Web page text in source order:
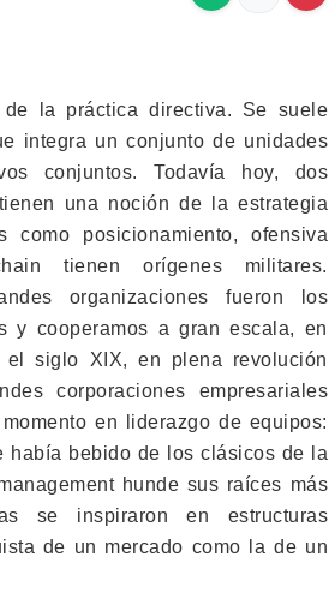
la práctica directiva. Se suele
integra un conjunto de unidades
conjuntos. Todavía hoy, dos
una noción de la estrategia
posicionamiento, ofensiva
tienen orígenes militares.
organizaciones fueron los
y cooperamos a gran escala, en
el siglo XIX, en plena revolución
corporaciones empresariales
en liderazgo de equipos:
había bebido de los clásicos de la
hunde sus raíces más
se inspiraron en estructuras
de un mercado como la de un